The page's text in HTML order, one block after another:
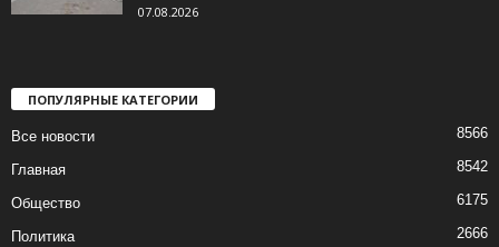
07.08.2026
ПОПУЛЯРНЫЕ КАТЕГОРИИ
Все новости 8566
Главная 8542
Общество 6175
Политика 2666